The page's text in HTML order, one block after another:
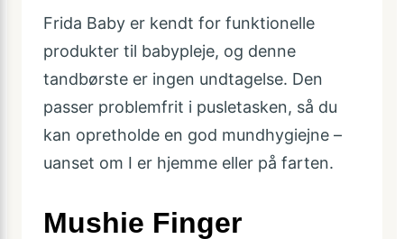
Frida Baby er kendt for funktionelle
produkter til babypleje, og denne
tandbørste er ingen undtagelse. Den
passer problemfrit i pusletasken, så du
kan opretholde en god mundhygiejne –
uanset om I er hjemme eller på farten.
Mushie Finger